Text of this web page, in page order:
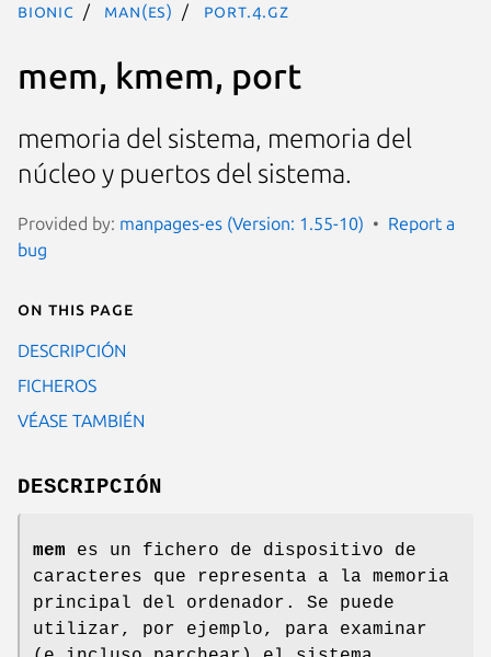
bionic man(es) port.4.gz
mem, kmem, port
memoria del sistema, memoria del
núcleo y puertos del sistema.
Provided by: manpages-es (Version: 1.55-10)
Report a
bug
On this page
DESCRIPCIÓN
FICHEROS
VÉASE TAMBIÉN
DESCRIPCIÓN
mem es un fichero de dispositivo de
caracteres que representa a la memoria
principal del ordenador. Se puede
utilizar, por ejemplo, para examinar